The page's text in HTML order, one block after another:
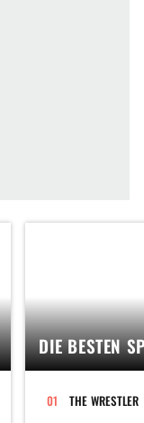
DIE BESTEN
THE WRESTLER